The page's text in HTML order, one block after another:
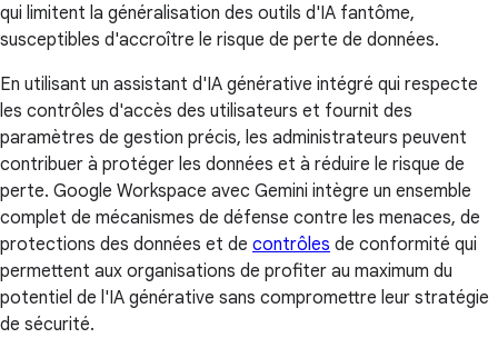
qui limitent la généralisation des outils d'IA fantôme,
susceptibles d'accroître le risque de perte de données.
En utilisant un assistant d'IA générative intégré qui respecte
les contrôles d'accès des utilisateurs et fournit des
paramètres de gestion précis, les administrateurs peuvent
contribuer à protéger les données et à réduire le risque de
perte. Google Workspace avec Gemini intègre un ensemble
complet de mécanismes de défense contre les menaces, de
protections des données et de contrôles de conformité qui
permettent aux organisations de profiter au maximum du
potentiel de l'IA générative sans compromettre leur stratégie
de sécurité.